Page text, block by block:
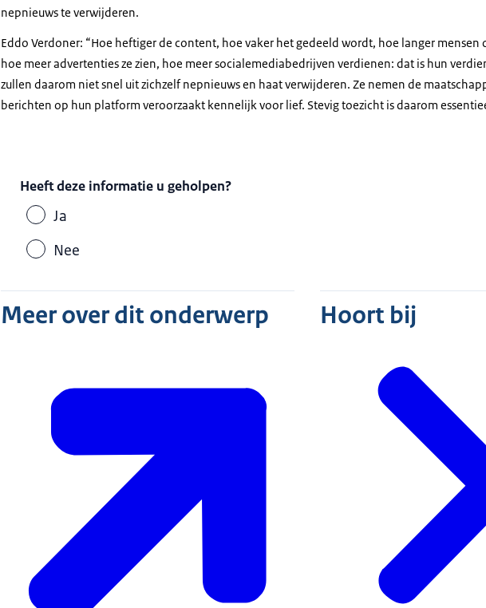
nepnieuws te verwijderen.
Eddo Verdoner: “Hoe heftiger de content, hoe vaker het gedeeld wordt, hoe langer
hoe meer advertenties ze zien, hoe meer socialemediabedrijven verdienen: dat is hun
zullen daarom niet snel uit zichzelf nepnieuws en haat verwijderen. Ze nemen de
berichten op hun platform veroorzaakt kennelijk voor lief. Stevig toezicht is daarom
Heeft deze informatie u geholpen?
Ja
Nee
Meer over dit onderwerp Hoort bij